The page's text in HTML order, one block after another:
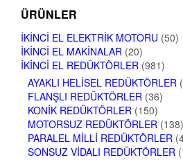
ÜRÜNLER
İKINCI EL ELEKTRIK MOTORU (50)
İKINCI EL MAKINALAR (20)
İKINCI EL REDÜKTÖRLER (981)
AYAKLI HELISEL REDÜKTÖRLER
FLANŞLI REDÜKTÖRLER (36)
KONIK REDÜKTÖRLER (150)
MOTORSUZ REDÜKTÖRLER (138)
PARALEL MILLI REDÜKTÖRLER
SONSUZ VIDALI REDÜKTÖRLER